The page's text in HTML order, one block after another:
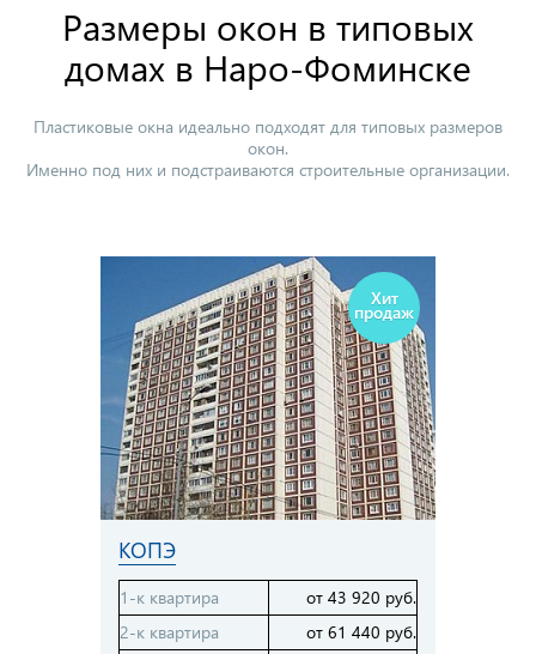
Размеры окон в типовых
домах в Наро-Фоминске
Пластиковые окна идеально подходят для типовых размеров
окон.
Именно под них и подстраиваются строительные организации.
Хит
продаж
КОПЭ
1-к квартира
от 43 920 руб.
2-к квартира
от 61 440 руб.